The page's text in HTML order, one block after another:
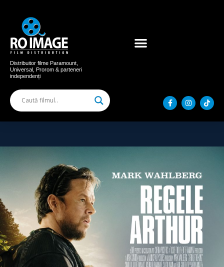
Distribuitor filme Paramount,
Universal, Prorom & parteneri
independenți